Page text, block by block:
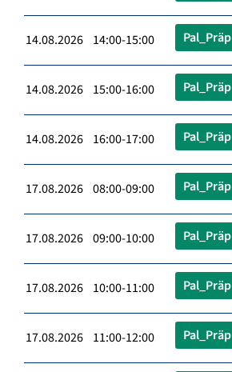
14.08.2026 14:00-15:00 Pal_Präp
14.08.2026 15:00-16:00 Pal_Präp
14.08.2026 16:00-17:00 Pal_Präp
17.08.2026 08:00-09:00 Pal_Präp
17.08.2026 09:00-10:00 Pal_Präp
17.08.2026 10:00-11:00 Pal_Präp
17.08.2026 11:00-12:00 Pal_Präp